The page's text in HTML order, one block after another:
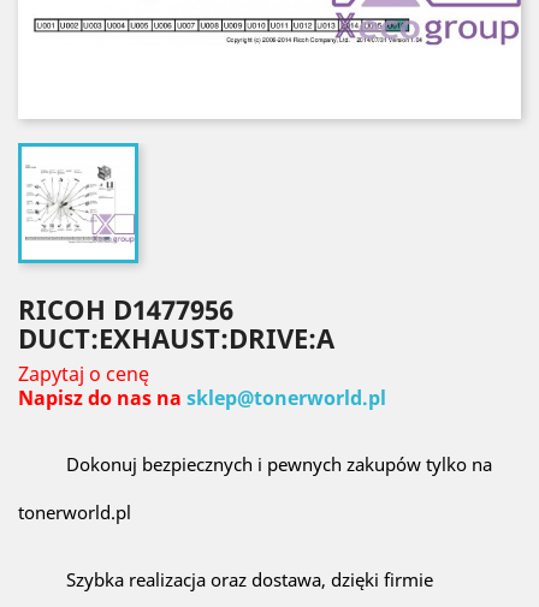
RICOH D1477956
DUCT:EXHAUST:DRIVE:A
Zapytaj o cenę
Napisz do nas na sklep@tonerworld.pl
Dokonuj bezpiecznych i pewnych zakupów tylko na
tonerworld.pl
Szybka realizacja oraz dostawa, dzięki firmie